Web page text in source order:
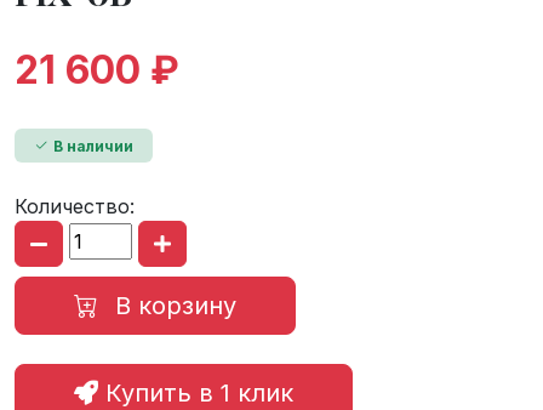
21 600 ₽
В наличии
Количество:
В корзину
Купить в 1 клик